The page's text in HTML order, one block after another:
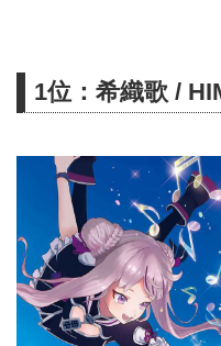
1位：希織歌 /